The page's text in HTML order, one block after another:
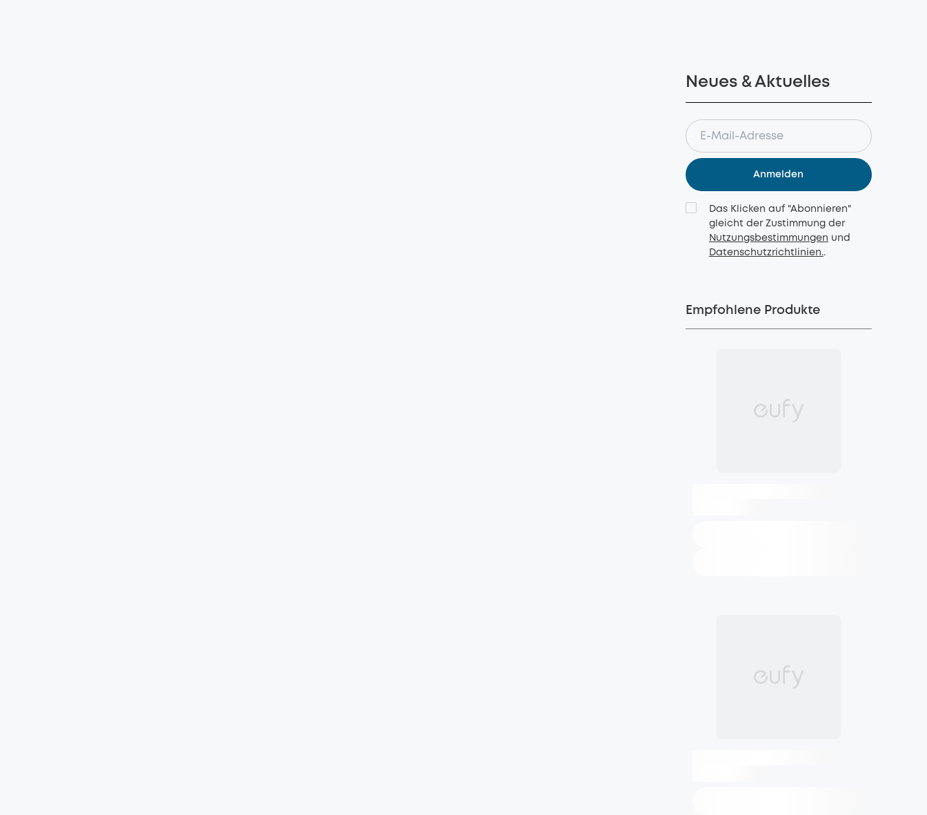
Neues & Aktuelles
Anmelden
Das Klicken auf "Abonnieren"
gleicht der Zustimmung der
Nutzungsbestimmungen und
Datenschutzrichtlinien..
Empfohlene Produkte